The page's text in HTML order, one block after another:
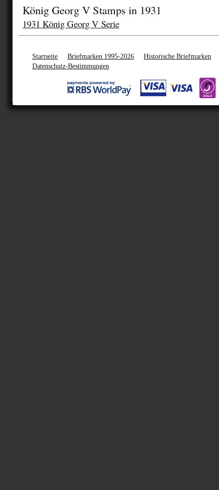
König Georg V Stamps in 1931
1931 König Georg V Serie
Startseite Briefmarken 1995-2026
Historische Briefmarken
Datenschutz-Bestimmungen